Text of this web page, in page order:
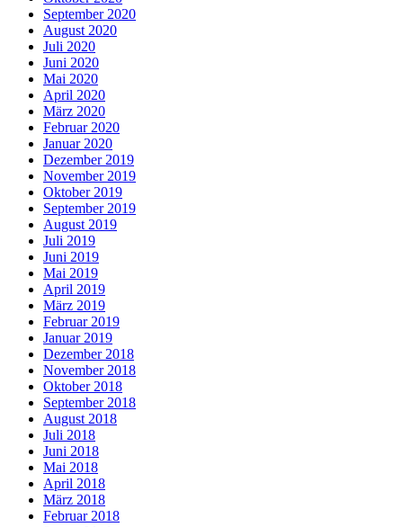
September 2020
August 2020
Juli 2020
Juni 2020
Mai 2020
April 2020
März 2020
Februar 2020
Januar 2020
Dezember 2019
November 2019
Oktober 2019
September 2019
August 2019
Juli 2019
Juni 2019
Mai 2019
April 2019
März 2019
Februar 2019
Januar 2019
Dezember 2018
November 2018
Oktober 2018
September 2018
August 2018
Juli 2018
Juni 2018
Mai 2018
April 2018
März 2018
Februar 2018